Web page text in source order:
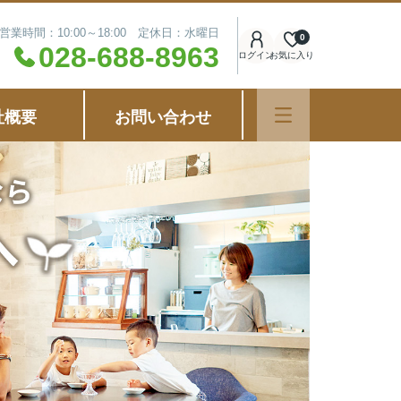
営業時間：10:00～18:00 定休日：水曜日
028-688-8963 ログインお気に入り
0
概要 お問い合わせ